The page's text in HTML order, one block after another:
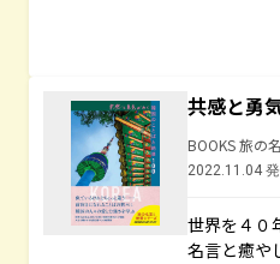
共感と勇
BOOKS 旅の
2022.11.04
世界を４０
名言と癒や